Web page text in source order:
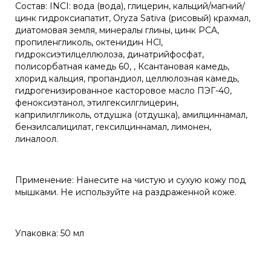
Состав: INCI: вода (вода), глицерин, кальций/магний/
цинк гидроксиапатит, Oryza Sativa (рисовый) крахмал,
диатомовая земля, минералы глины, цинк PCA,
пропиленгликоль, октенидин HCl,
гидроксиэтилцеллюлоза, динатрийфосфат,
полисорбатная камедь 60, , Ксантановая камедь,
хлорид кальция, пропандиол, целлюлозная камедь,
гидрогенизированное касторовое масло ПЭГ-40,
феноксиэтанол, этилгексилглицерин,
каприлилгликоль, отдушка (отдушка), амилциннамал,
бензилсалицилат, гексилциннамал, лимонен,
линалоол.
Применение: Нанесите на чистую и сухую кожу под
мышками. Не используйте на раздраженной коже.
Упаковка: 50 мл